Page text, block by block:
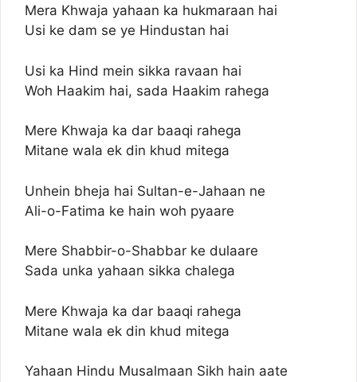
Mera Khwaja yahaan ka hukmaraan hai
Usi ke dam se ye Hindustan hai
Usi ka Hind mein sikka ravaan hai
Woh Haakim hai, sada Haakim rahega
Mere Khwaja ka dar baaqi rahega
Mitane wala ek din khud mitega
Unhein bheja hai Sultan-e-Jahaan ne
Ali-o-Fatima ke hain woh pyaare
Mere Shabbir-o-Shabbar ke dulaare
Sada unka yahaan sikka chalega
Mere Khwaja ka dar baaqi rahega
Mitane wala ek din khud mitega
Yahaan Hindu Musalmaan Sikh hain aate